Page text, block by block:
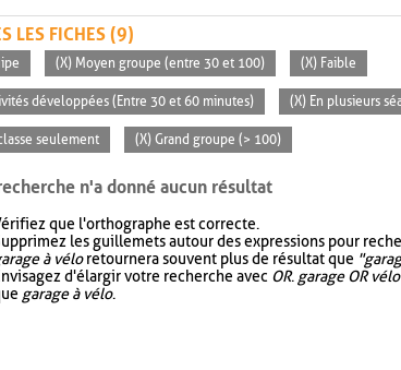
LES FICHES (9)
(X) Moyen groupe (entre 30 et 100) (X) Faible
développées (Entre 30 et 60 minutes) (X) En plusieurs
seulement (X) Grand groupe (> 100)
n'a donné aucun résultat
que l'orthographe est correcte.
les guillemets autour des expressions pour
à véloretournera souvent plus de résultat que
d'élargir votre recherche avec OR. garage OR vélo
garage à vélo.